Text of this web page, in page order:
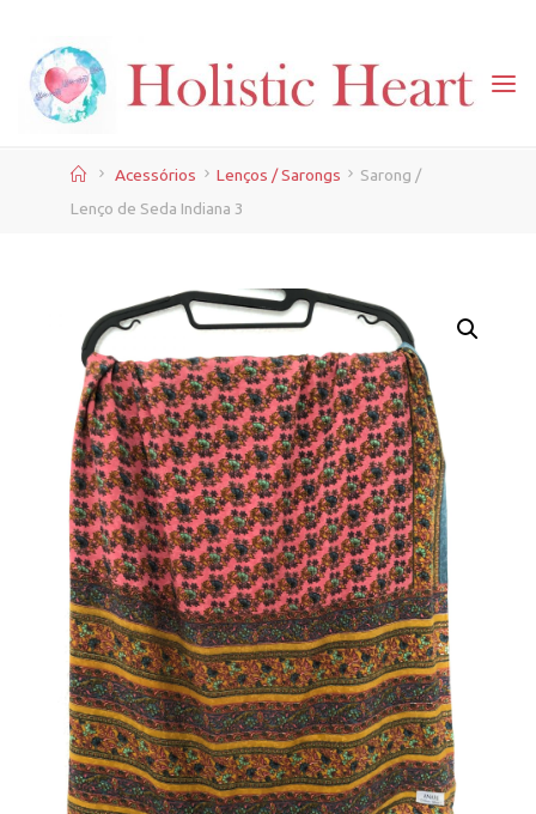
content
HomeAcessórios Lenços / Sarongs
Sarong /
Lenço de Seda Indiana 3